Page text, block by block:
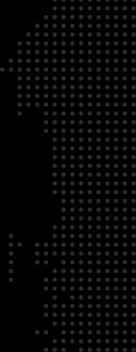
OBJECTIFS
Apprendre sur
les grands
les
les
PROGRAMME
La chaine